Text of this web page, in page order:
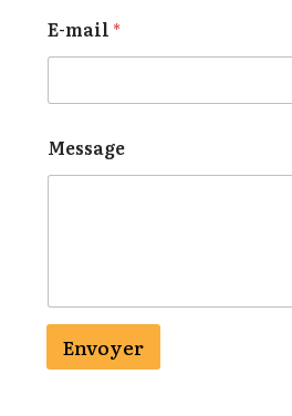
o
m
N
m
E-mail *
Message
Envoyer